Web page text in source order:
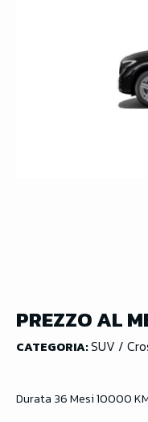
PREZZO AL
CATEGORIA:SUV /
Durata 36 Mesi 10000